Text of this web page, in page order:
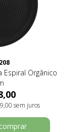
Espiral Orgânico
sem juros
comprar